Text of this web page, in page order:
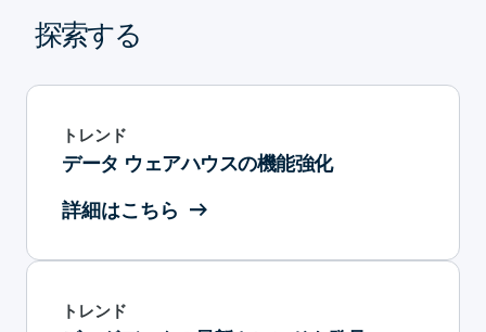
探索する
トレンド
データ ウェアハウスの機能強化
詳細はこちら
トレンド